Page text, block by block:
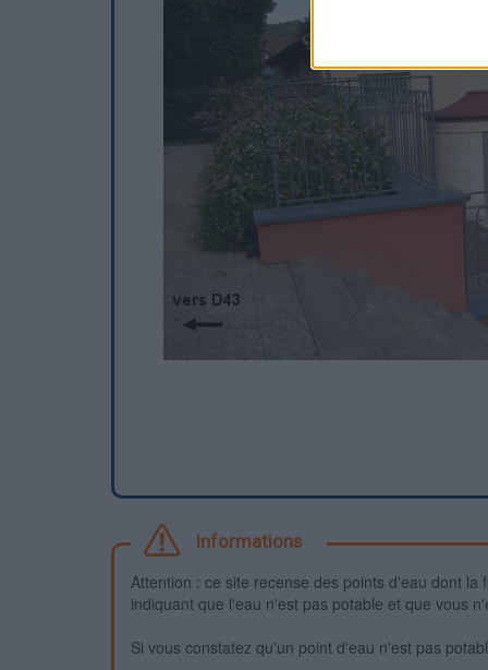
Informations
Attention : ce site recense des points d'eau dont
indiquant que l'eau n'est pas potable et que vous
Si vous constatez qu'un point d'eau n'est pas